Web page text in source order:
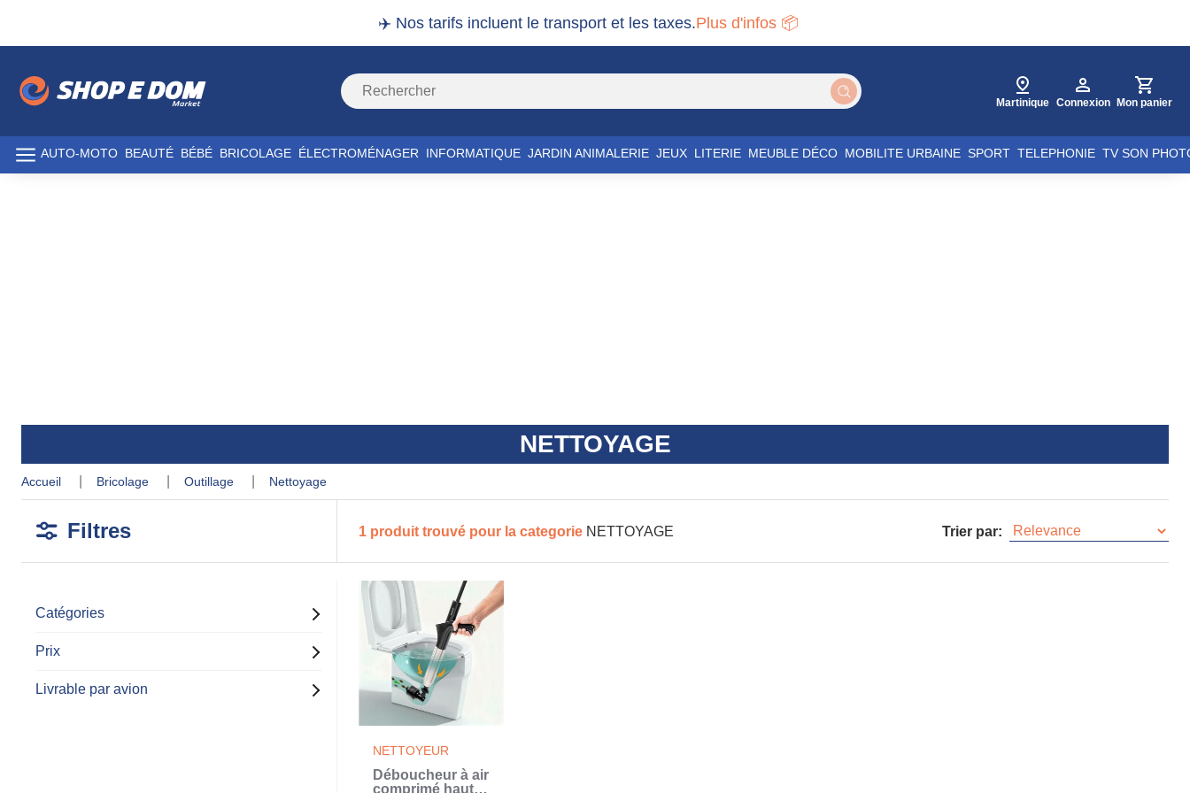
✈️ Nos tarifs incluent le transport et les taxes.Plus d'infos 📦
Martinique Connexion Mon panier
AUTO-MOTO BEAUTÉ BÉBÉ BRICOLAGE ÉLECTROMÉNAGER INFORMATIQUE JARDIN ANIMALERIE JEUX LITERIE MEUBLE DÉCO MOBILITE URBAINE SPORT TELEPHONIE TV SON
NETTOYAGE
accueil bricolage outillage nettoyage
Filtres 1 produit trouvé pour la categorie NETTOYAGE Trier par:
Catégories
Prix
Livrable par avion
NETTOYEUR
Déboucheur à air
comprimé haute